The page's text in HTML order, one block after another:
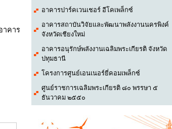
าคาร
​อาคารปาร์คเวนเชอร์ อีโคเพล็กซ์
อาคารสถาบันวิจัยและพัฒนาพลังงานนครพิงค์
จังหวัดเชียงใหม่
อาคารอนุรักษ์พลังงานเฉลิมพระเกียรติ จังหวัด
ปทุมธานี
โครงการศูนย์เอนเนอร์ยี่คอมเพล็กซ์
​ศูนย์ราชการเฉลิมพระเกียรติ ๘๐ พรรษา ๕
ธันวาคม ๒๕๕๐